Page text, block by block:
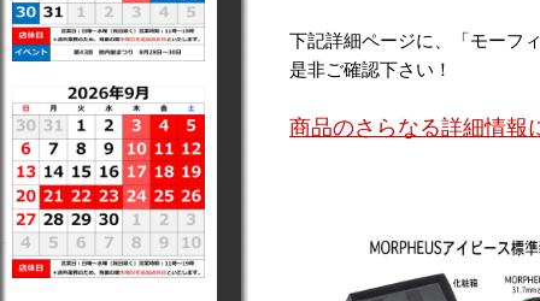
下記詳細ページに、「モーフ
是非ご確認下さい！
商品のさらなる詳細情報